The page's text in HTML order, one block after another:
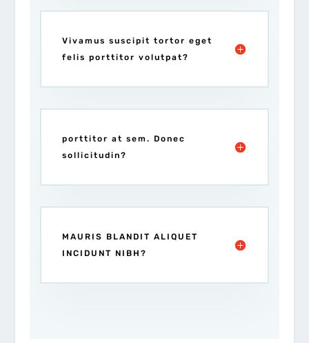
Vivamus suscipit tortor eget
felis porttitor volutpat?
porttitor at sem. Donec
sollicitudin?
MAURIS BLANDIT ALIQUET
INCIDUNT NIBH?